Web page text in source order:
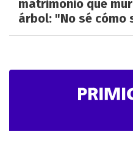
matrimonio que
árbol: "No sé cómo